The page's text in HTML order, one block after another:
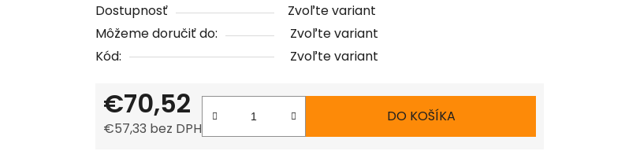
Dostupnosť
Zvoľte variant
Môžeme doručiť do:
Zvoľte variant
Kód:
Zvoľte variant
€70,52
€57,33 bez DPH
DO KOŠÍKA